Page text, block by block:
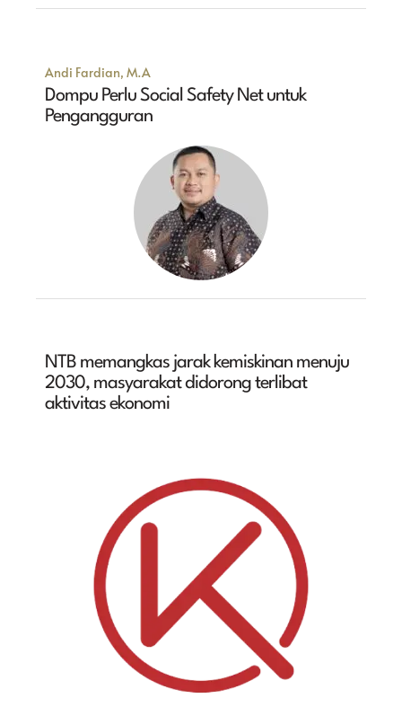
Andi Fardian, M.A
Dompu Perlu Social Safety Net untuk
Pengangguran
NTB memangkas jarak kemiskinan menuju
2030, masyarakat didorong terlibat
aktivitas ekonomi